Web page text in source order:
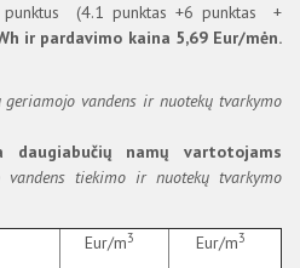
punktus (4.1 punktas +6 punktas +
ir pardavimo kaina 5,69 Eur/mėn.
geriamojo vandens ir nuotekų tvarkymo
daugiabučių namų vartotojams
vandens tiekimo ir nuotekų tvarkymo
Eur/m3 Eur/m3